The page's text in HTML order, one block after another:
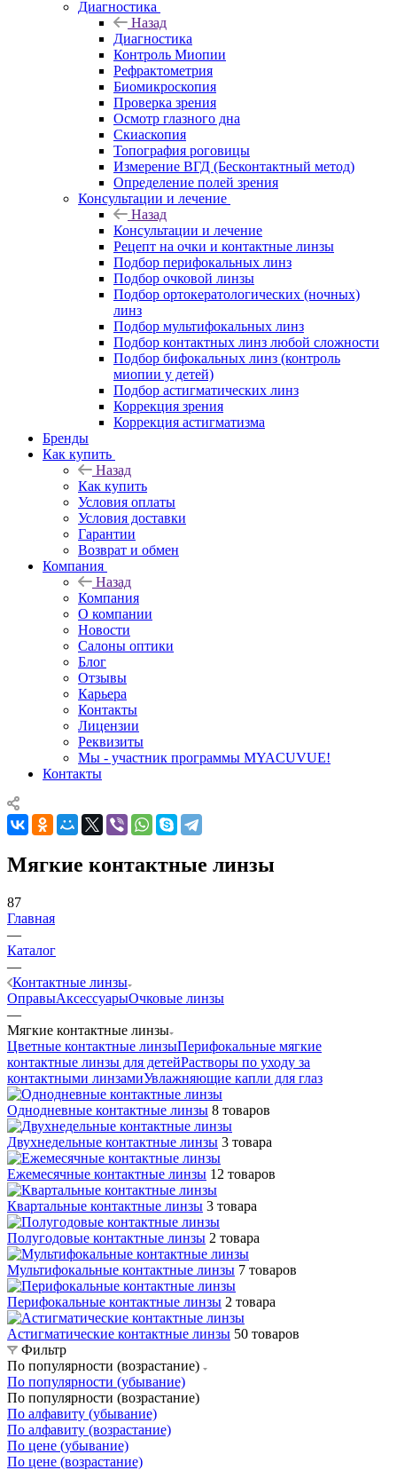
Диагностика
Назад
Диагностика
Контроль Миопии
Рефрактометрия
Биомикроскопия
Проверка зрения
Осмотр глазного дна
Скиаскопия
Топография роговицы
Измерение ВГД (Бесконтактный метод)
Определение полей зрения
Консультации и лечение
Назад
Консультации и лечение
Рецепт на очки и контактные линзы
Подбор перифокальных линз
Подбор очковой линзы
Подбор ортокератологических (ночных)
линз
Подбор мультифокальных линз
Подбор контактных линз любой сложности
Подбор бифокальных линз (контроль
миопии у детей)
Подбор астигматических линз
Коррекция зрения
Коррекция астигматизма
Бренды
Как купить
Назад
Как купить
Условия оплаты
Условия доставки
Гарантии
Возврат и обмен
Компания
Назад
Компания
О компании
Новости
Салоны оптики
Блог
Отзывы
Карьера
Контакты
Лицензии
Реквизиты
Мы - участник программы MYACUVUE!
Контакты
Мягкие контактные линзы
87
Главная
—
Каталог
—
Контактные линзы
ОправыАксессуарыОчковые линзы
—
Мягкие контактные линзы
Цветные контактные линзыПерифокальные мягкие
контактные линзы для детейРастворы по уходу за
контактными линзамиУвлажняющие капли для глаз
Однодневные контактные линзы 8 товаров
Двухнедельные контактные линзы 3 товара
Ежемесячные контактные линзы 12 товаров
Квартальные контактные линзы 3 товара
Полугодовые контактные линзы 2 товара
Мультифокальные контактные линзы 7 товаров
Перифокальные контактные линзы 2 товара
Астигматические контактные линзы 50 товаров
Фильтр
По популярности (возрастание)
По популярности (убывание)
По популярности (возрастание)
По алфавиту (убывание)
По алфавиту (возрастание)
По цене (убывание)
По цене (возрастание)